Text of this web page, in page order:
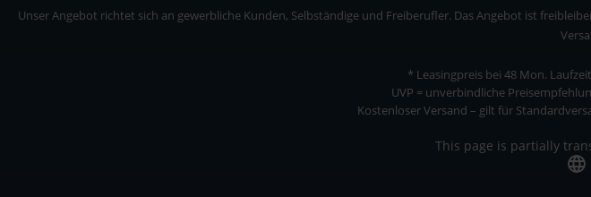
Unser Angebot richtet sich an gewerbliche Kunden, Selbständige und Freiberufler. Das Angebot ist
* Leasingpreis bei 48 Mon.
UVP = unverbindliche
Kostenloser Versand – gilt für
This page is partially